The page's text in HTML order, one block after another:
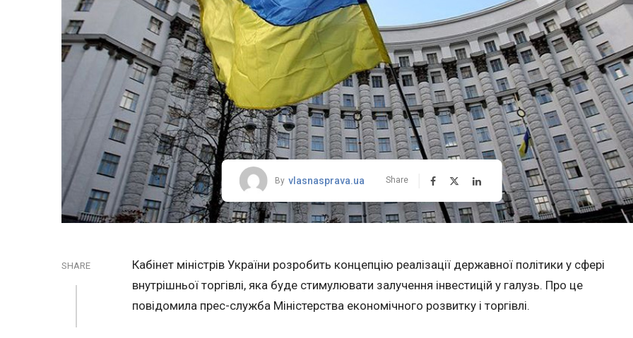
By vlasnasprava.ua Share
SHARE
Кабінет міністрів України розробить концепцію реалізації державної політики у сфері
внутрішньої торгівлі, яка буде стимулювати залучення інвестицій у галузь. Про це
повідомила прес-служба Міністерства економічного розвитку і торгівлі.